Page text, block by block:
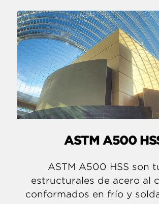
ASTM A500
ASTM A500 HSS son
estructurales de acero al
conformados en frío y